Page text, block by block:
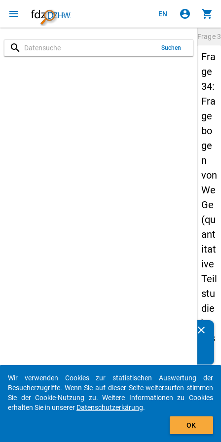
menu EN account_circle shopping_cart
search Suchen
Frage
Fra
ge
34:
Fra
ge
bo
ge
n
von
We
Ge
(qu
ant
itat
ive
Teil
stu
die
) -
ers
We
lle
34
clear
auto_stories
add_shopping_cart
Wir verwenden Cookies zur statistischen Auswertung der
Besucherzugriffe. Wenn Sie auf dieser Seite weitersurfen stimmen
Sie der Cookie-Nutzung zu. Weitere Informationen zu Cookies
erhalten Sie in unserer Datenschutzerkärung.
OK